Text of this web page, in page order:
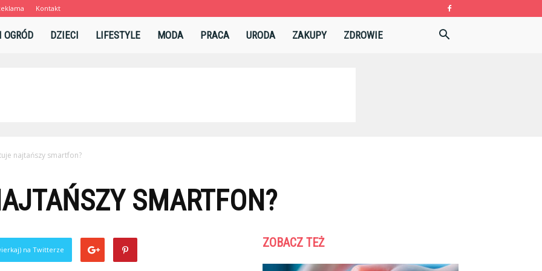
Kontakt
OGRÓD DZIECI LIFESTYLE MODA PRACA URODA ZAKUPY ZDROWIE
najtańszy smartfon?
SMARTFON?
na Twitterze ZOBACZ TEŻ